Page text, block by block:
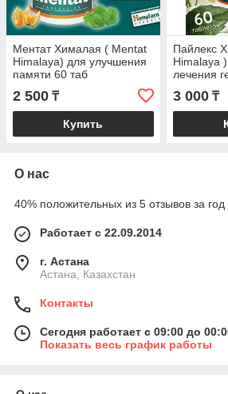
Ментат Хималая ( Mentat
Himalaya) для улучшения
памяти 60 таб
2 500 ₸
Купить
Пайлекс
Himalaya
лечения
вен 60 таб
3 000₸
О нас
40% положительных из 5 отзывов за год
Работает с 22.09.2014
г. Астана
Астана, Казахстан
Контакты
Сегодня работает с 09:00 до
Показать весь график работы